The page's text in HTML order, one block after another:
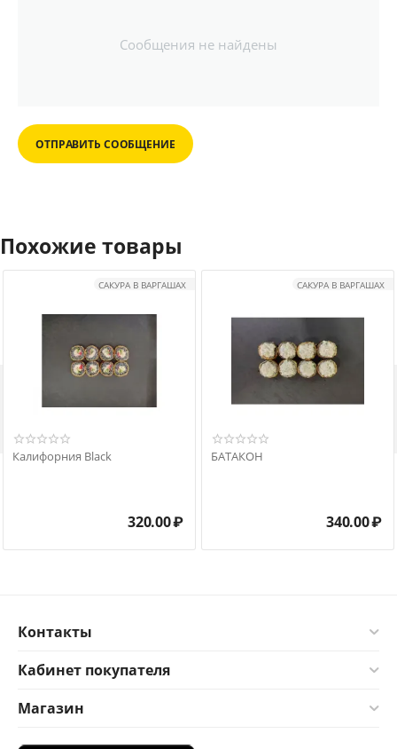
Сообщения не найдены
ОТПРАВИТЬ СООБЩЕНИЕ
Похожие товары
САКУРА В ВАРГАШАХ
Калифорния Black
320.00₽
САКУРА В ВАРГАШАХ
БАТАКОН
340.00₽
Контакты
Кабинет покупателя
Магазин